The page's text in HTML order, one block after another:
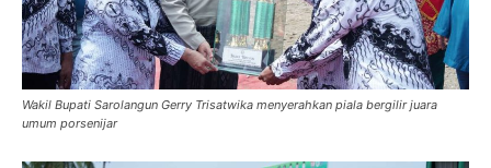
Wakil Bupati Sarolangun Gerry Trisatwika menyerahkan piala bergilir juara
umum porsenijar